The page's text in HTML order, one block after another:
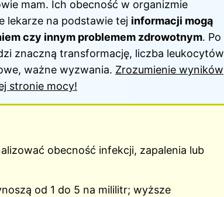
mam. Ich obecność w organizmie
lekarze na podstawie tej informacji mogą
czy innym problemem zdrowotnym. Po
znaczną transformację, liczba leukocytów
ważne wyzwania. Zrozumienie wyników
stronie mocy!
obecność infekcji, zapalenia lub
od 1 do 5 na mililitr; wyższe